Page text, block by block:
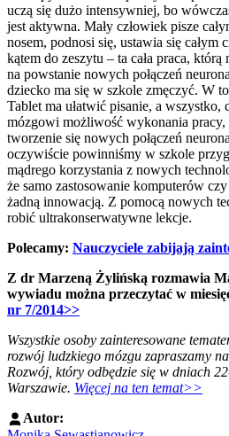
uczą się dużo intensywniej, bo
jest aktywna. Mały człowiek pisze
nosem, podnosi się, ustawia się całym
kątem do zeszytu – ta cała praca,
na powstanie nowych połączeń
dziecko ma się w szkole zmęczyć. W
Tablet ma ułatwić pisanie, a wszystko,
mózgowi możliwość wykonania pracy,
tworzenie się nowych połączeń
oczywiście powinniśmy w szkole
mądrego korzystania z nowych
że samo zastosowanie komputerów
żadną innowacją. Z pomocą nowych
robić ultrakonserwatywne lekcje.
Polecamy: Nauczyciele zabijają
Z dr Marzeną Żylińską rozmawia
wywiadu można przeczytać w
nr 7/2014>>
Wszystkie osoby zainteresowane
rozwój ludzkiego mózgu zapraszamy
Rozwój, który odbędzie się w dniach
Warszawie. Więcej na ten temat>>
Autor: